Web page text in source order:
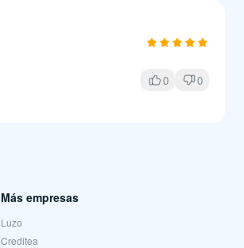
0 0
Más empresas
Luzo
Creditea